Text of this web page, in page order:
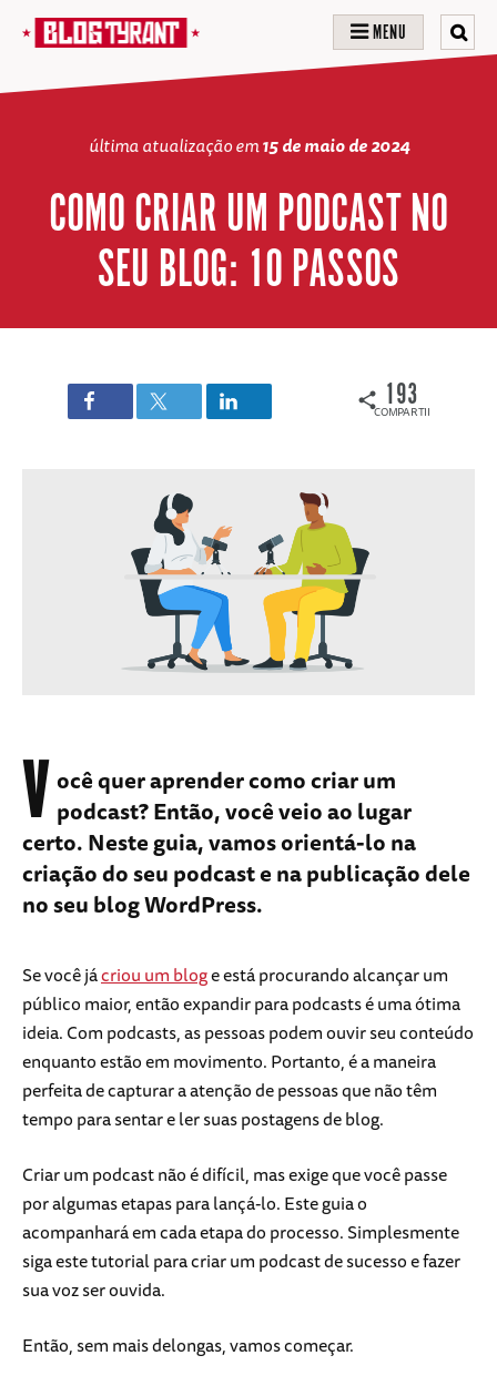
MENU
última atualização em15 de maio de 2024
COMO CRIAR UM PODCAST NO
SEU BLOG: 10 PASSOS
COMPARTILHAMENTOS
193
V ocê quer aprender como criar um
podcast? Então, você veio ao lugar
certo. Neste guia, vamos orientá-lo na
criação do seu podcast e na publicação dele
no seu blog WordPress.
Se você jácriou um bloge está procurando alcançar um
público maior, então expandir para podcasts é uma ótima
ideia. Com podcasts, as pessoas podem ouvir seu conteúdo
enquanto estão em movimento. Portanto, é a maneira
perfeita de capturar a atenção de pessoas que não têm
tempo para sentar e ler suas postagens de blog.
Criar um podcast não é difícil, mas exige que você passe
por algumas etapas para lançá-lo. Este guia o
acompanhará em cada etapa do processo. Simplesmente
siga este tutorial para criar um podcast de sucesso e fazer
sua voz ser ouvida.
Então, sem mais delongas, vamos começar.